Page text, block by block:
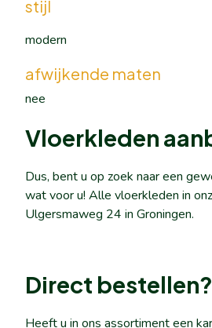
stijl
modern
afwijkende maten
nee
Vloerkleden
Dus, bent u op zoek naar een
wat voor u! Alle vloerkleden in
Ulgersmaweg 24 in Groningen.
Direct
Heeft u in ons assortiment een